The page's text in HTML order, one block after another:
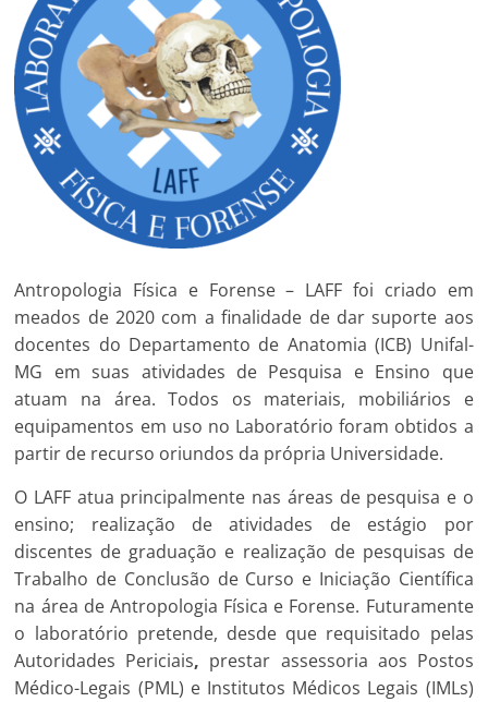
Antropologia Física e Forense – LAFF foi criado em
meados de 2020 com a finalidade de dar suporte aos
docentes do Departamento de Anatomia (ICB) Unifal-
MG em suas atividades de Pesquisa e Ensino que
atuam na área. Todos os materiais, mobiliários e
equipamentos em uso no Laboratório foram obtidos a
partir de recurso oriundos da própria Universidade.
O LAFF atua principalmente nas áreas de pesquisa e o
ensino; realização de atividades de estágio por
discentes de graduação e realização de pesquisas de
Trabalho de Conclusão de Curso e Iniciação Científica
na área de Antropologia Física e Forense. Futuramente
o laboratório pretende, desde que requisitado pelas
Autoridades Periciais, prestar assessoria aos Postos
Médico-Legais (PML) e Institutos Médicos Legais (IMLs)